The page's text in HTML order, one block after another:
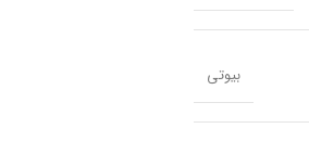
بیوتی